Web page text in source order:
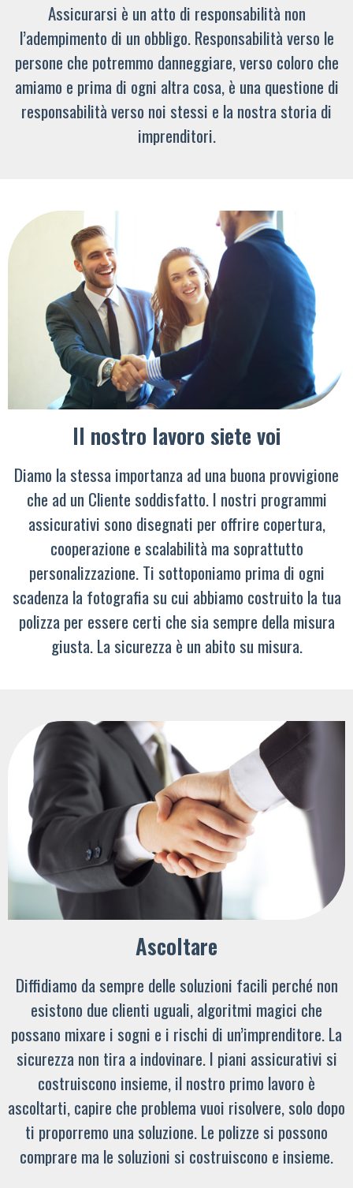
Assicurarsi è un atto di responsabilità non
l’adempimento di un obbligo. Responsabilità verso le
persone che potremmo danneggiare, verso coloro che
amiamo e prima di ogni altra cosa, è una questione di
responsabilità verso noi stessi e la nostra storia di
imprenditori.
Il nostro lavoro siete voi
Diamo la stessa importanza ad una buona provvigione
che ad un Cliente soddisfatto. I nostri programmi
assicurativi sono disegnati per offrire copertura,
cooperazione e scalabilità ma soprattutto
personalizzazione. Ti sottoponiamo prima di ogni
scadenza la fotografia su cui abbiamo costruito la tua
polizza per essere certi che sia sempre della misura
giusta. La sicurezza è un abito su misura.
Ascoltare
Diffidiamo da sempre delle soluzioni facili perché non
esistono due clienti uguali, algoritmi magici che
possano mixare i sogni e i rischi di un’imprenditore. La
sicurezza non tira a indovinare. I piani assicurativi si
costruiscono insieme, il nostro primo lavoro è
ascoltarti, capire che problema vuoi risolvere, solo dopo
ti proporremo una soluzione. Le polizze si possono
comprare ma le soluzioni si costruiscono e insieme.